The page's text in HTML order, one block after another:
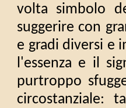
volta simbolo
suggerire con
e gradi diversi e
l'essenza e il
purtroppo
circostanziale: